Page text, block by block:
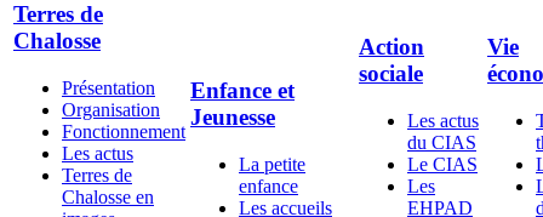
Terres de
Chalosse
Présentation
Organisation
Fonctionnement
Les actus
Terres de
Chalosse en
Enfance et
Jeunesse
La petite
enfance
Les accueils
Action
sociale
Les actus
du CIAS
Le CIAS
Les
EHPAD
Vie